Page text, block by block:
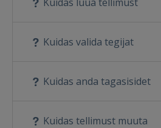
Kuidas valida tegijat
Kuidas anda tagasisidet
Kuidas tellimust muuta